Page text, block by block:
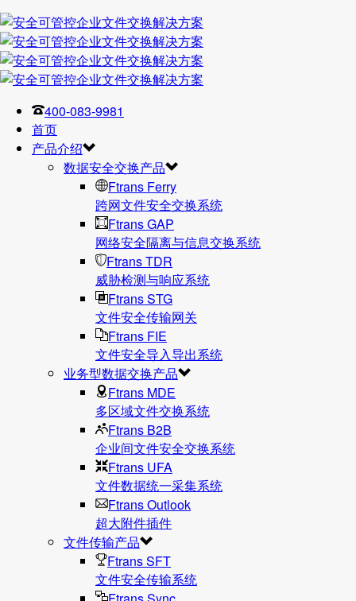
400-083-9981
首页
产品介绍
数据安全交换产品
Ftrans Ferry
跨网文件安全交换系统
Ftrans GAP
网络安全隔离与信息交换系统
Ftrans TDR
威胁检测与响应系统
Ftrans STG
文件安全传输网关
Ftrans FIE
文件安全导入导出系统
业务型数据交换产品
Ftrans MDE
多区域文件交换系统
Ftrans B2B
企业间文件安全交换系统
Ftrans UFA
文件数据统⼀采集系统
Ftrans Outlook
超大附件插件
文件传输产品
Ftrans SFT
文件安全传输系统